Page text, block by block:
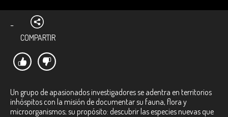
-
COMPARTIR
Un grupo de apasionados investigadores se adentra en territorios
inhóspitos con la misión de documentar su fauna, flora y
microorganismos; su propósito: descubrir las especies nuevas que